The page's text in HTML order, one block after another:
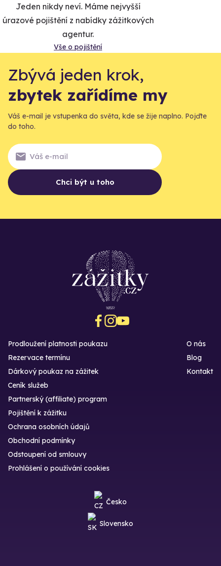
Jeden nikdy neví. Máme nejvyšší
úrazové pojištění z nabídky zážitkových
agentur.
Vše o pojištění
Zbývá jeden krok,
zbytek zařídíme my
Váš e-mail je vstupenka do světa, kde se žije naplno. Pojďte
do toho.
Chci být u toho
Prodloužení platnosti poukazu
Rezervace termínu
Dárkový poukaz na zážitek
O nás
Blog
Kontakt
Ceník služeb
Partnerský (affiliate) program
Pojištění k zážitku
Ochrana osobních údajů
Obchodní podmínky
Odstoupení od smlouvy
Prohlášení o používání cookies
Česko
Slovensko